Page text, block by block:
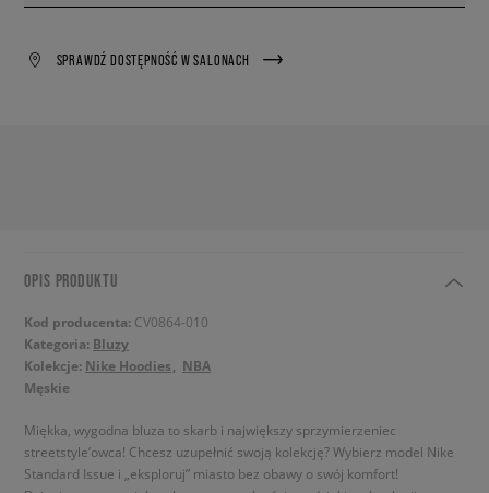
SPRAWDŹ DOSTĘPNOŚĆ W SALONACH
OPIS PRODUKTU
Kod producenta: CV0864-010
Kategoria: Bluzy
Kolekcje: Nike Hoodies
NBA
Męskie
Miękka, wygodna bluza to skarb i największy sprzymierzeniec
streetstyle’owca! Chcesz uzupełnić swoją kolekcję? Wybierz model Nike
Standard Issue i „eksploruj” miasto bez obawy o swój komfort!